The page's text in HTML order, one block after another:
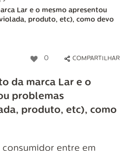
Lar e o mesmo apresentou
produto, etc), como devo
0 COMPARTILHAR
da marca Lar e o
problemas
produto, etc), como
entre em